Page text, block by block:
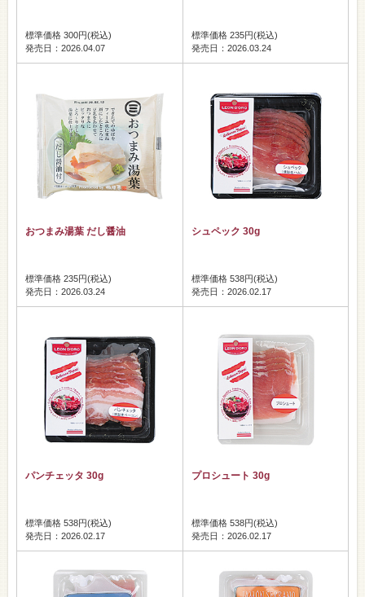
標準価格 300円(税込)
発売日：2026.04.07
標準価格 235円(税込)
発売日：2026.03.24
おつまみ湯葉 だし醤油
標準価格 235円(税込)
発売日：2026.03.24
シュペック 30g
標準価格 538円(税込)
発売日：2026.02.17
パンチェッタ 30g
標準価格 538円(税込)
発売日：2026.02.17
プロシュート 30g
標準価格 538円(税込)
発売日：2026.02.17